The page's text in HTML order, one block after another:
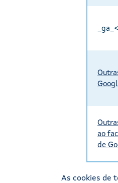
ao
de
As cookies de